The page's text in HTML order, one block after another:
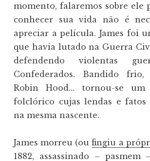
momento, falaremos sobre ele
conhecer sua vida não é
apreciar a película. James foi
que havia lutado na Guerra
defendendo violentas
Confederados. Bandido
Robin Hood… tornou-se um
folclórico cujas lendas e fatos
na mesma nascente.
James morreu (oufingiu a
1882, assassinado – pasmem